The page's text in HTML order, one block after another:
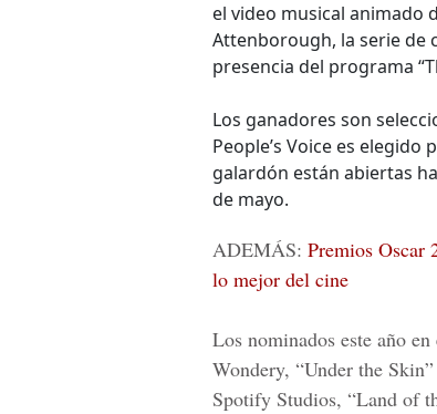
el video musical animado
Attenborough, la serie de
presencia del programa
Los ganadores son
People’s Voice es
galardón están abiertas
de mayo.
ADEMÁS: Premios Oscar
lo mejor del cine
Los nominados este año
Wondery, “Under the
Spotify Studios, “Land of